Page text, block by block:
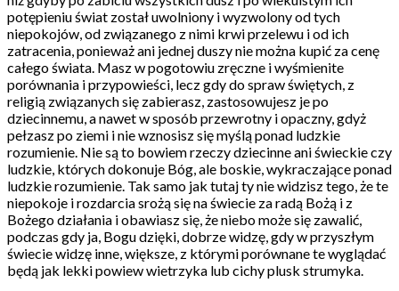
potępieniu świat został uwolniony i wyzwolony od tych
niepokojów, od związanego z nimi krwi przelewu i od ich
zatracenia, ponieważ ani jednej duszy nie można kupić za cenę
całego świata. Masz w pogotowiu zręczne i wyśmienite
porównania i przypowieści, lecz gdy do spraw świętych, z
religią związanych się zabierasz, zastosowujesz je po
dziecinnemu, a nawet w sposób przewrotny i opaczny, gdyż
pełzasz po ziemi i nie wznosisz się myślą ponad ludzkie
rozumienie. Nie są to bowiem rzeczy dziecinne ani świeckie czy
ludzkie, których dokonuje Bóg, ale boskie, wykraczające ponad
ludzkie rozumienie. Tak samo jak tutaj ty nie widzisz tego, że te
niepokoje i rozdarcia srożą się na świecie za radą Bożą i z
Bożego działania i obawiasz się, że niebo może się zawalić,
podczas gdy ja, Bogu dzięki, dobrze widzę, gdy w przyszłym
świecie widzę inne, większe, z którymi porównane te wyglądać
będą jak lekki powiew wietrzyka lub cichy plusk strumyka.